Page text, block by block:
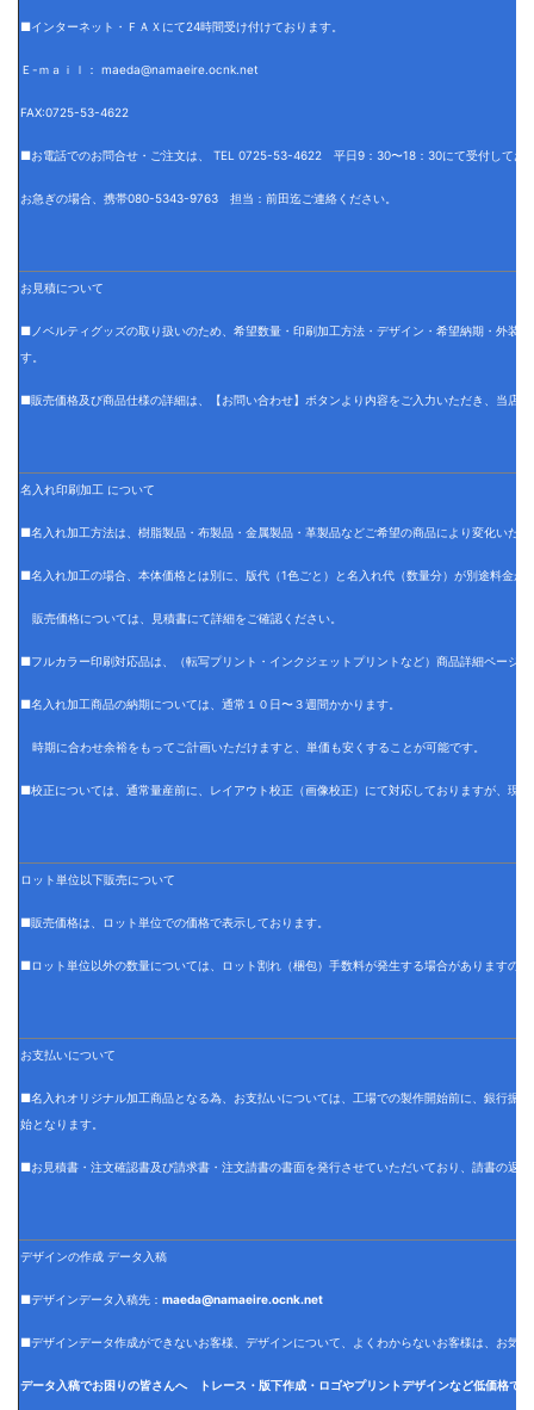
■インターネット・ＦＡＸにて24時間受け付けております。
Ｅ-ｍａｉｌ： maeda@namaeire.ocnk.net
FAX:0725-53-4622
■お電話でのお問合せ・ご注文は、 TEL 0725-53-4622 平日9：30〜18：30にて受付してお
お急ぎの場合、携帯080-5343-9763 担当：前田迄ご連絡ください。
お見積について
■ノベルティグッズの取り扱いのため、希望数量・印刷加工方法・デザイン・希望納期・外装
す。
■販売価格及び商品仕様の詳細は、【お問い合わせ】ボタンより内容をご入力いただき、当店
名入れ印刷加工 について
■名入れ加工方法は、樹脂製品・布製品・金属製品・革製品などご希望の商品により変化いたし
■名入れ加工の場合、本体価格とは別に、版代（1色ごと）と名入れ代（数量分）が別途料金が
販売価格については、見積書にて詳細をご確認ください。
■フルカラー印刷対応品は、（転写プリント・インクジェットプリントなど）商品詳細ページ
■名入れ加工商品の納期については、通常１０日〜３週間かかります。
時期に合わせ余裕をもってご計画いただけますと、単価も安くすることが可能です。
■校正については、通常量産前に、レイアウト校正（画像校正）にて対応しておりますが、現
ロット単位以下販売について
■販売価格は、ロット単位での価格で表示しております。
■ロット単位以外の数量については、ロット割れ（梱包）手数料が発生する場合がありますの
お支払いについて
■名入れオリジナル加工商品となる為、お支払いについては、工場での製作開始前に、銀行振
始となります。
■お見積書・注文確認書及び請求書・注文請書の書面を発行させていただいており、請書の返
デザインの作成 データ入稿
■デザインデータ入稿先： maeda@namaeire.ocnk.net
■デザインデータ作成ができないお客様、デザインについて、よくわからないお客様は、お気
データ入稿でお困りの皆さんへ トレース・版下作成・ロゴやプリントデザインなど低価格で